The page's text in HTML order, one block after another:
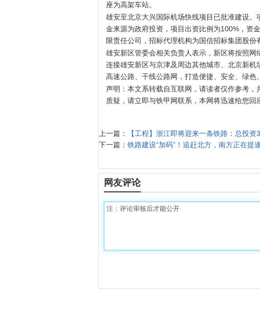
座为高架车站。
雄安至北京大兴国际机场快线项目已批准建设
金来源为政府投资，项目出资比例为100%，资
限责任公司，招标代理机构为国信招标集团股份
雄安新区管委会相关负责人表示，新区将按照
连接雄安新区与京津及周边其他城市、北京新
高速公路、干线公路网，打造便捷、安全、绿色
声明：本文系转载自互联网，请读者仅作参考
质疑，请立即与铁甲网联系，本网将迅速给您回
上一篇：
【工程】浙江即将迎来一条铁路：总投资
下一篇： 铁路建设“加码”！追赶北方，南方正在提
网友评论